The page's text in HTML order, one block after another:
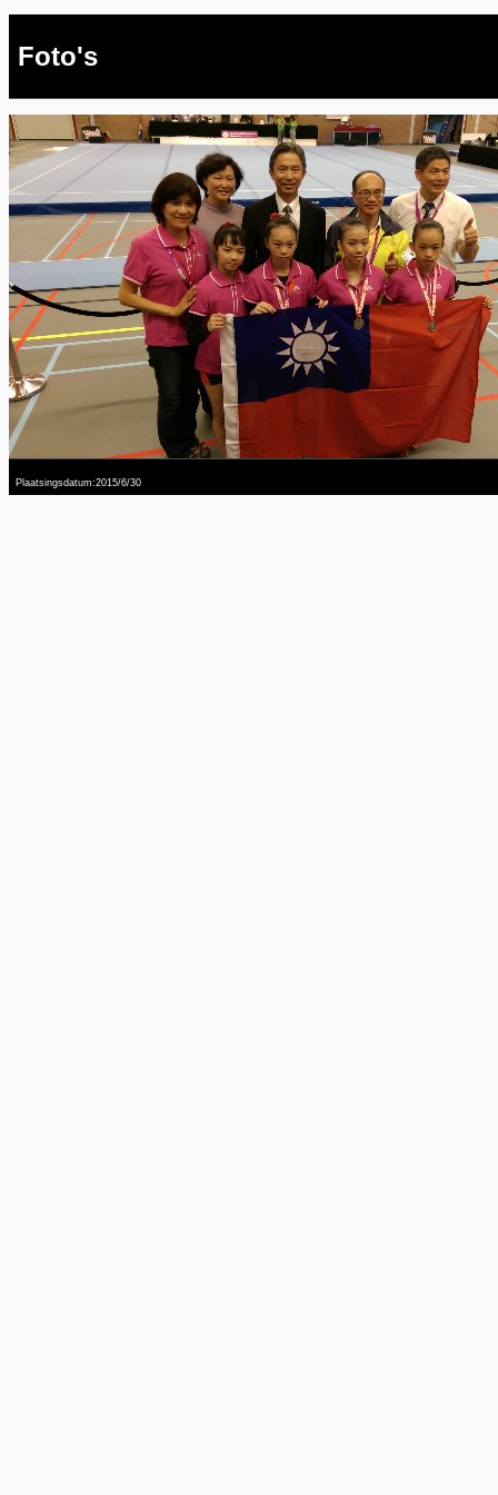
Foto's
Plaatsingsdatum:2015/6/30